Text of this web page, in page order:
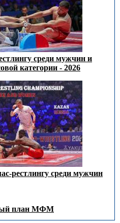
среди мужчин и
категории - 2026
рестлингу среди мужчин
план МФМ